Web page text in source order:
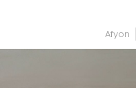
Afyon